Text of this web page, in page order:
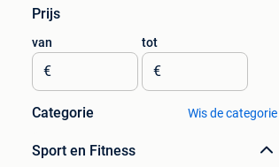
Prijs
van
€
tot
€
Categorie Wis de categorie
Sport en Fitness